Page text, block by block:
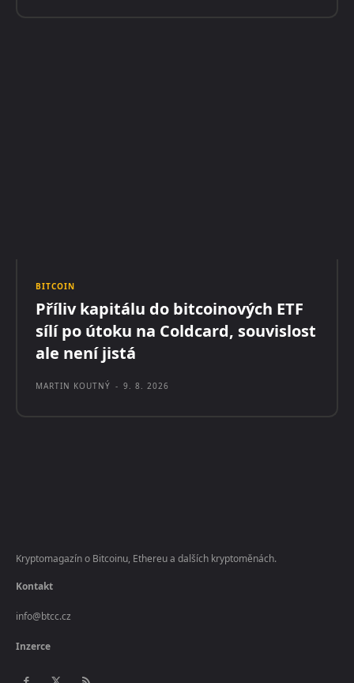
BITCOIN
Příliv kapitálu do bitcoinových ETF
sílí po útoku na Coldcard, souvislost
ale není jistá
MARTIN KOUTNÝ - 9. 8. 2026
Kryptomagazín o Bitcoinu, Ethereu a dalších kryptoměnách.
Kontakt
info@btcc.cz
Inzerce